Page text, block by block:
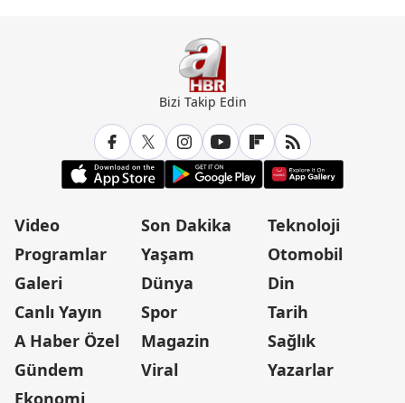
Bizi Takip Edin
Video
Programlar
Galeri
Canlı Yayın
A Haber Özel
Gündem
Ekonomi
Son Dakika
Yaşam
Dünya
Spor
Magazin
Viral
Teknoloji
Otomobil
Din
Tarih
Sağlık
Yazarlar